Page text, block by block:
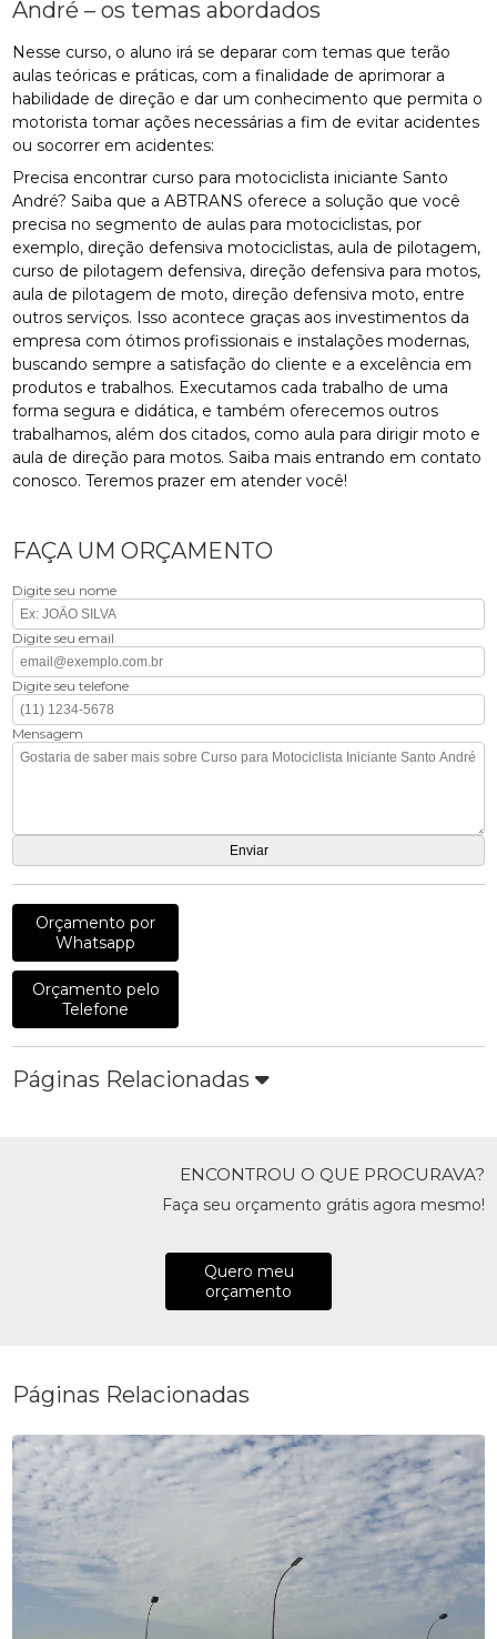
André – os temas abordados
Nesse curso, o aluno irá se deparar com temas que terão
aulas teóricas e práticas, com a finalidade de aprimorar a
habilidade de direção e dar um conhecimento que permita o
motorista tomar ações necessárias a fim de evitar acidentes
ou socorrer em acidentes:
Precisa encontrar curso para motociclista iniciante Santo
André? Saiba que a ABTRANS oferece a solução que você
precisa no segmento de aulas para motociclistas, por
exemplo, direção defensiva motociclistas, aula de pilotagem,
curso de pilotagem defensiva, direção defensiva para motos,
aula de pilotagem de moto, direção defensiva moto, entre
outros serviços. Isso acontece graças aos investimentos da
empresa com ótimos profissionais e instalações modernas,
buscando sempre a satisfação do cliente e a excelência em
produtos e trabalhos. Executamos cada trabalho de uma
forma segura e didática, e também oferecemos outros
trabalhamos, além dos citados, como aula para dirigir moto e
aula de direção para motos. Saiba mais entrando em contato
conosco. Teremos prazer em atender você!
FAÇA UM ORÇAMENTO
Digite seu nome
Digite seu email
Digite seu telefone
Mensagem
Orçamento por
Whatsapp
Orçamento pelo
Telefone
Páginas Relacionadas
ENCONTROU O QUE PROCURAVA?
Faça seu orçamento grátis agora mesmo!
Quero meu
orçamento
Páginas Relacionadas